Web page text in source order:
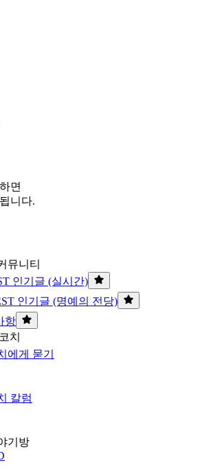
면
니다.
뮤니티
인기글 (실시간)
인기글 (명예의 전당)
항
치
에게 묻기
칼럼
기방